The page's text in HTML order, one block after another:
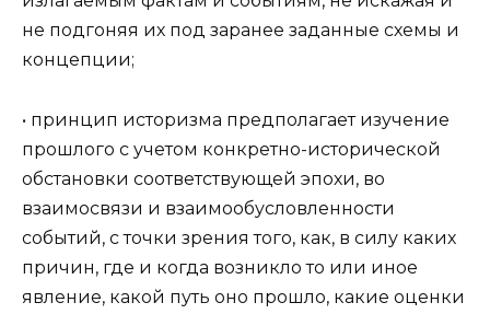
не подгоняя их под заранее заданные схемы и
концепции;
• принцип историзма предполагает изучение
прошлого с учетом конкретно-исторической
обстановки соответствующей эпохи, во
взаимосвязи и взаимообусловленности
событий, с точки зрения того, как, в силу каких
причин, где и когда возникло то или иное
явление, какой путь оно прошло, какие оценки